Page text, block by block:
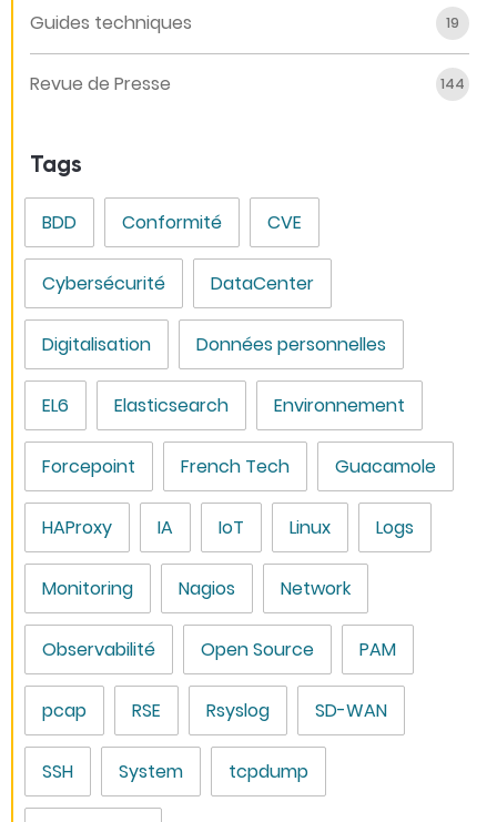
Guides techniques 19
Revue de Presse 144
Tags
BDD Conformité CVE
Cybersécurité DataCenter
Digitalisation Données personnelles
EL6 Elasticsearch Environnement
Forcepoint French Tech Guacamole
HAProxy IA IoT Linux Logs
Monitoring Nagios Network
Observabilité Open Source PAM
pcap RSE Rsyslog SD-WAN
SSH System tcpdump